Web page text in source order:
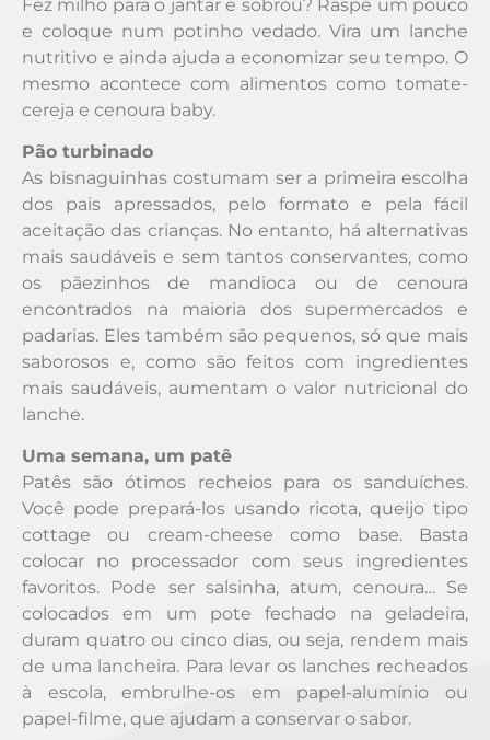
Fez milho para o jantar e sobrou? Raspe um pouco
e coloque num potinho vedado. Vira um lanche
nutritivo e ainda ajuda a economizar seu tempo. O
mesmo acontece com alimentos como tomate-
cereja e cenoura baby.
Pão turbinado
As bisnaguinhas costumam ser a primeira escolha
dos pais apressados, pelo formato e pela fácil
aceitação das crianças. No entanto, há alternativas
mais saudáveis e sem tantos conservantes, como
os pãezinhos de mandioca ou de cenoura
encontrados na maioria dos supermercados e
padarias. Eles também são pequenos, só que mais
saborosos e, como são feitos com ingredientes
mais saudáveis, aumentam o valor nutricional do
lanche.
Uma semana, um patê
Patês são ótimos recheios para os sanduíches.
Você pode prepará-los usando ricota, queijo tipo
cottage ou cream-cheese como base. Basta
colocar no processador com seus ingredientes
favoritos. Pode ser salsinha, atum, cenoura… Se
colocados em um pote fechado na geladeira,
duram quatro ou cinco dias, ou seja, rendem mais
de uma lancheira. Para levar os lanches recheados
à escola, embrulhe-os em papel-alumínio ou
papel-filme, que ajudam a conservar o sabor.